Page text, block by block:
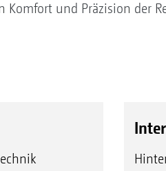
Komfort und Präzision der